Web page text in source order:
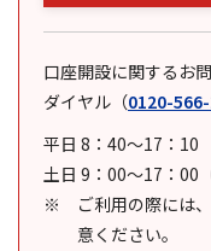
口座開設に関するお
ダイヤル （0120-
平日 8：40～17：10
土日 9：00～17：00
ご利用の際には
意ください。